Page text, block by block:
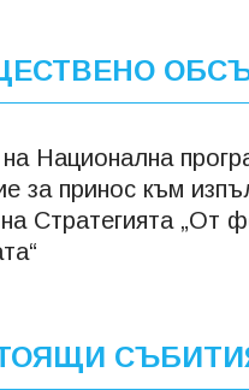
Национална
за принос към
Стратегията „От